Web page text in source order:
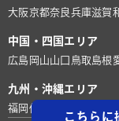
こちらに
大阪京都奈良兵庫滋賀
中国・四国エリア
広島 岡山山口 鳥取島根
九州・沖縄エリア
福岡 佐賀